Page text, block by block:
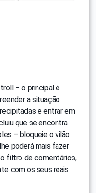
– o principal é
a situação
e entrar em
que se encontra
– bloqueie o vilão
poderá mais fazer
filtro de comentários,
com os seus reais